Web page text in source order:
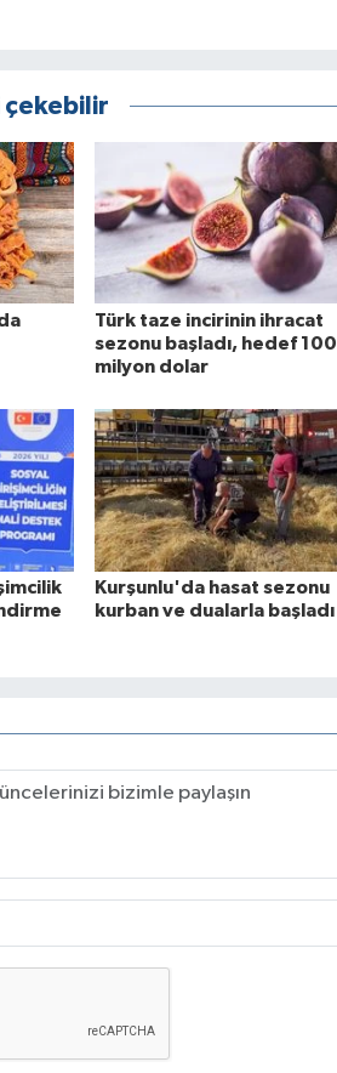
çekebilir
Türk taze incirinin ihracat
sezonu başladı, hedef 100
milyon dolar
Kurşunlu'da hasat sezonu
kurban ve dualarla başladı